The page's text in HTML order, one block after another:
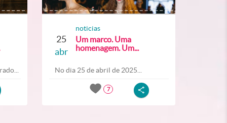
25
abr
noticias
Um marco. Uma
homenagem. Um...
No dia 25 de abril de 2025...
7